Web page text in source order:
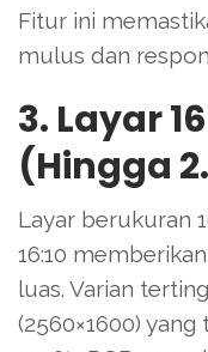
Fitur ini
mulus dan
3. Layar
(Hingga
Layar berukuran
16:10
luas. Varian
(2560×1600)